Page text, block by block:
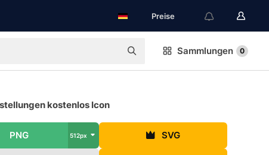
Preise
Sammlungen 0
kostenlos Icon
PNG 512px SVG